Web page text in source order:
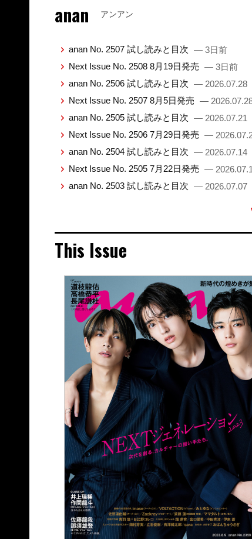
anan アンアン
anan No. 2507 試し読みと目次 — 3日前
Next Issue No. 2508 8月19日発売 — 3日前
anan No. 2506 試し読みと目次 — 2026.07.28
Next Issue No. 2507 8月5日発売 —
anan No. 2505 試し読みと目次 — 2026.07.21
Next Issue No. 2506 7月29日発売 —
anan No. 2504 試し読みと目次 — 2026.07.14
Next Issue No. 2505 7月22日発売 —
anan No. 2503 試し読みと目次 — 2026.07.07
This Issue